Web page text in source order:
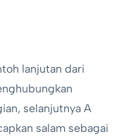
lanjutan dari
selanjutnya A
salam sebagai